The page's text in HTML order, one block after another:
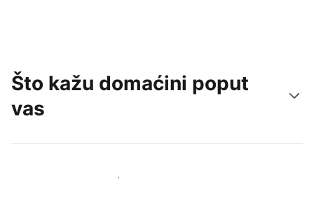
Što kažu domaćini poput
vas
Pridružite se domaćinima poput vas